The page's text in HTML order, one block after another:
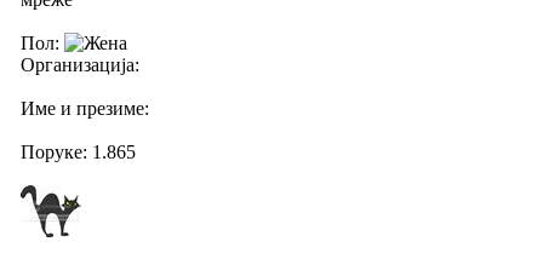
Пол:
Организација:
Име и презиме:
Поруке: 1.865